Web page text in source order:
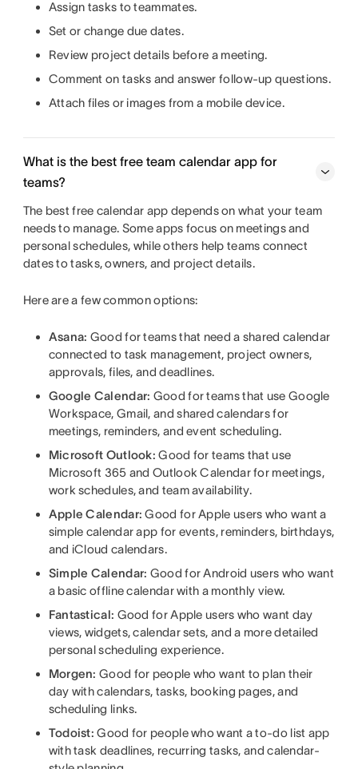
Assign tasks to teammates.
Set or change due dates.
Review project details before a meeting.
Comment on tasks and answer follow-up questions.
Attach files or images from a mobile device.
What is the best free team calendar app for
teams?
The best free calendar app depends on what your team
needs to manage. Some apps focus on meetings and
personal schedules, while others help teams connect
dates to tasks, owners, and project details.
Here are a few common options:
Asana: Good for teams that need a shared calendar
connected to task management, project owners,
approvals, files, and deadlines.
Google Calendar: Good for teams that use Google
Workspace, Gmail, and shared calendars for
meetings, reminders, and event scheduling.
Microsoft Outlook: Good for teams that use
Microsoft 365 and Outlook Calendar for meetings,
work schedules, and team availability.
Apple Calendar: Good for Apple users who want a
simple calendar app for events, reminders, birthdays,
and iCloud calendars.
Simple Calendar: Good for Android users who want
a basic offline calendar with a monthly view.
Fantastical: Good for Apple users who want day
views, widgets, calendar sets, and a more detailed
personal scheduling experience.
Morgen: Good for people who want to plan their
day with calendars, tasks, booking pages, and
scheduling links.
Todoist: Good for people who want a to-do list app
with task deadlines, recurring tasks, and calendar-